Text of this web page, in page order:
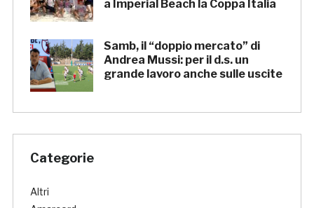
a Imperial Beach la Coppa Italia
Samb, il “doppio mercato” di
Andrea Mussi: per il d.s. un
grande lavoro anche sulle uscite
Categorie
Altri